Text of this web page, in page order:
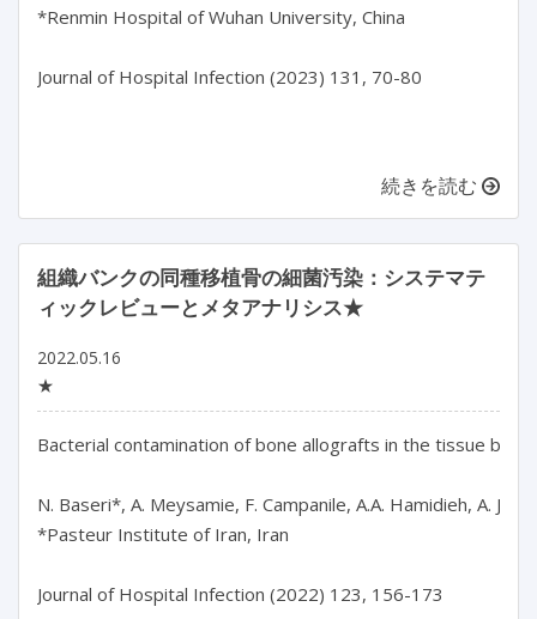
*Renmin Hospital of Wuhan University, China
Journal of Hospital Infection (2023) 131, 70-80
続きを読む
組織バンクの同種移植骨の細菌汚染：システマテ
ィックレビューとメタアナリシス★
2022.05.16
★
Bacterial contamination of bone allografts in the tissue
N. Baseri*, A. Meysamie, F. Campanile, A.A. Hamidieh, A.
*Pasteur Institute of Iran, Iran
Journal of Hospital Infection (2022) 123, 156-173